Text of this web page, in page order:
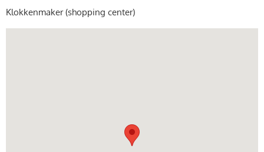
Klokkenmaker (shopping center)